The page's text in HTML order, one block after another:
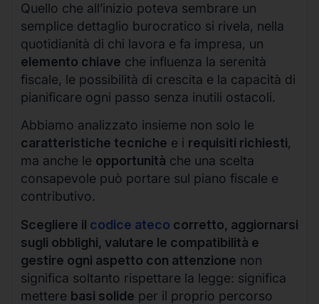
Quello che all’inizio poteva sembrare un
semplice dettaglio burocratico si rivela, nella
quotidianità di chi lavora e fa impresa, un
elemento chiave che influenza la serenità
fiscale, le possibilità di crescita e la capacità di
pianificare ogni passo senza inutili ostacoli.
Abbiamo analizzato insieme non solo le
caratteristiche tecniche e i requisiti richiesti,
ma anche le opportunità che una scelta
consapevole può portare sul piano fiscale e
contributivo.
Scegliere il codice ateco corretto, aggiornarsi
sugli obblighi, valutare le compatibilità e
gestire ogni aspetto con attenzione non
significa soltanto rispettare la legge: significa
mettere basi solide per il proprio percorso